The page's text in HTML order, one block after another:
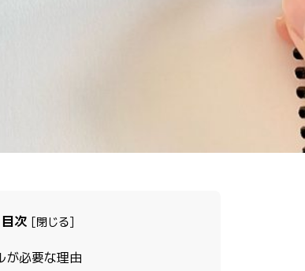
目次 [閉じる]
が必要な理由